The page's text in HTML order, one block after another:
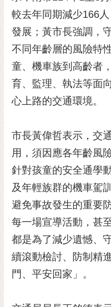
偉
哲
螢
光
花
桐
花
網
站
導
覽
訂
閱
RSS
訂
閱
電
子
較去年同期減少166
發展；黃市長強調，
不同年齡層的風險特
童、機車族到高齡者
育、監理、執法等面
心上路的交通環境。
市長黃偉哲表示，交
用，須因應各年齡風
針對孩童的安全通學
及年輕族群的機車駕
避免事故發生的重要
每一場宣導活動，甚
都是為了減少遺憾、
續滾動檢討、防制精
門、平安回家」。